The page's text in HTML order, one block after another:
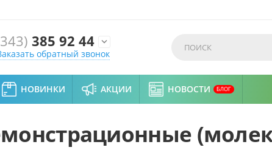
385 92 44 
обратный звонок
НОВИНКИ АКЦИИ НОВОСТИ БЛОГ